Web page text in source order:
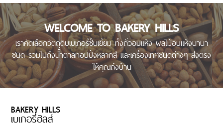
WELCOME TO BAKERY HILLS
เราคัดเลือกวัตถุดิบเบเกอรี่ชั้นเยี่ยม ทั้งถั่วอบแห้ง ผลไม้อบแห้งนานา
ชนิด รวมไปถึงน้ำตาลทอปปิ้งหลากสี และเครื่องเทศชนิดต่างๆ ส่งตรง
ให้คุณถึงบ้าน
BAKERY HILLS
เบเกอรี่ฮิลส์